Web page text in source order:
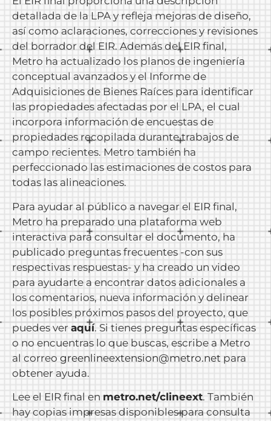
detallada de la LPA y refleja mejoras de diseño,
así como aclaraciones, correcciones y revisiones
del borrador del EIR. Además del EIR final,
Metro ha actualizado los planos de ingeniería
conceptual avanzados y el Informe de
Adquisiciones de Bienes Raíces para identificar
las propiedades afectadas por el LPA, el cual
incorpora información de encuestas de
propiedades recopilada durante trabajos de
campo recientes. Metro también ha
perfeccionado las estimaciones de costos para
todas las alineaciones.
Para ayudar al público a navegar el EIR final,
Metro ha preparado una plataforma web
interactiva para consultar el documento, ha
publicado preguntas frecuentes -con sus
respectivas respuestas- y ha creado un video
para ayudarte a encontrar datos adicionales a
los comentarios, nueva información y delinear
los posibles próximos pasos del proyecto, que
puedes ver aquí. Si tienes preguntas específicas
o no encuentras lo que buscas, escribe a Metro
al correo greenlineextension@metro.net para
obtener ayuda.
Lee el EIR final en metro.net/clineext. También
hay copias impresas disponibles para consulta